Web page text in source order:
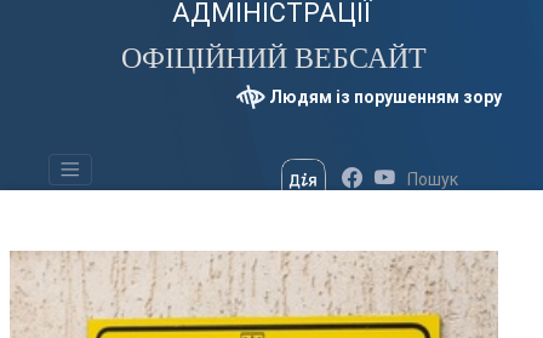
АДМІНІСТРАЦІЇ
ОФІЦІЙНИЙ ВЕБСАЙТ
Людям із порушенням зору